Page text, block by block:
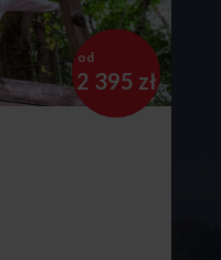
od
2 395 zł